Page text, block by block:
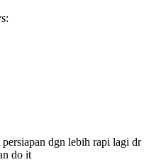
dgn lebih rapi lagi dr
do it